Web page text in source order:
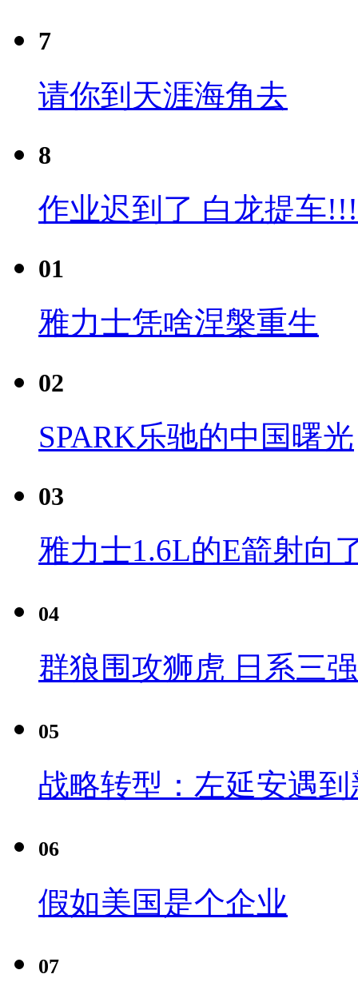
7
请你到天涯海角去
8
作业迟到了 白龙提车
01
雅力士凭啥涅槃重生
02
SPARK乐驰的中国曙光
03
雅力士1.6L的E箭射向
04
群狼围攻狮虎 日系三
05
战略转型：左延安遇
06
假如美国是个企业
07